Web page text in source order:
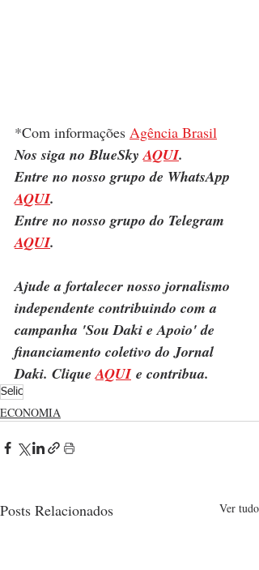
*Com informações Agência Brasil
Nos siga no BlueSky AQUI.
Entre no nosso grupo de WhatsApp
AQUI.
Entre no nosso grupo do Telegram
AQUI.
Ajude a fortalecer nosso jornalismo
independente contribuindo com a
campanha 'Sou Daki e Apoio' de
financiamento coletivo do Jornal
Daki. Clique AQUI e contribua.
Selic
ECONOMIA
Posts Relacionados Ver tudo